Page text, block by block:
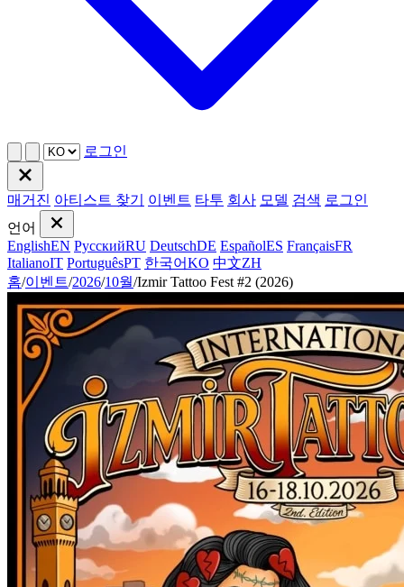
로그인
매거진 아티스트 찾기 이벤트 타투 회사 모델 검색 로그인
언어
EnglishEN РусскийRU DeutschDE EspañolES FrançaisFR
ItalianoIT PortuguêsPT 한국어KO 中文ZH
홈/이벤트/2026/10월/Izmir Tattoo Fest #2 (2026)